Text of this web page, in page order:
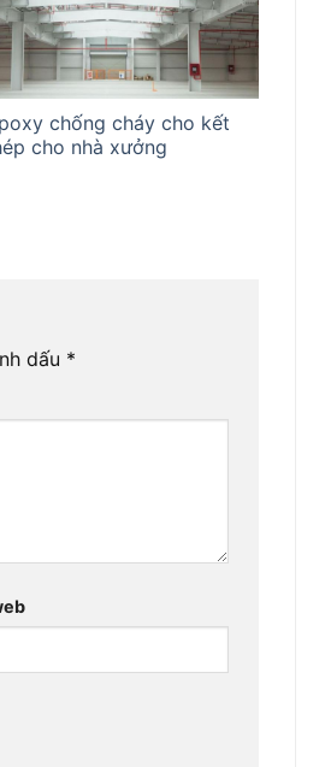
chống cháy cho kết
cho nhà xưởng
dấu *